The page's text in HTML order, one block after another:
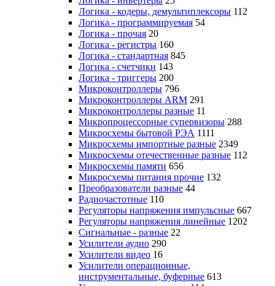
Логика - кодеры, демультиплексоры 112
Логика - программируемая 54
Логика - прочая 20
Логика - регистры 160
Логика - стандартная 845
Логика - счетчики 143
Логика - триггеры 200
Микроконтроллеры 796
Микроконтроллеры ARM 291
Микроконтроллеры разные 11
Микропроцессорные супервизоры 288
Микросхемы бытовой РЭА 1111
Микросхемы импортные разные 2349
Микросхемы отечественные разные 112
Микросхемы памяти 656
Микросхемы питания прочие 132
Преобразователи разные 44
Радиочастотные 110
Регуляторы напряжения импульсные 667
Регуляторы напряжения линейные 1202
Сигнальные - разные 22
Усилители аудио 290
Усилители видео 16
Усилители операционные,
инструментальные, буферные 613